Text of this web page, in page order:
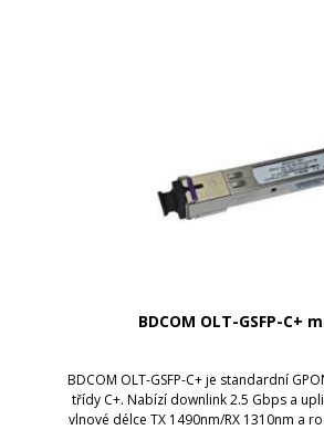
BDCOM OLT-GSFP-C+
BDCOM OLT-GSFP-C+ je standardní
třídy C+. Nabízí downlink 2.5 Gbps a
vlnové délce TX 1490nm/RX 1310nm a